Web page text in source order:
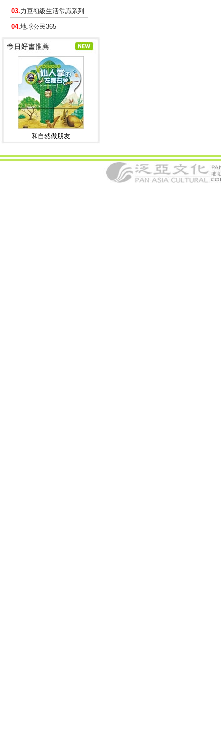
03.力豆初級生活常識系列
04.地球公民365
和自然做朋友